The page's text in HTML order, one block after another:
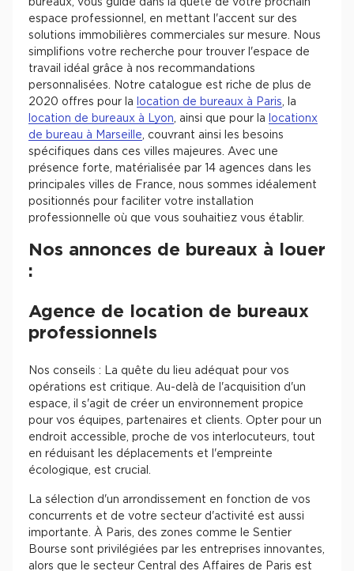
bureaux, vous guide dans la quête de votre prochain
espace professionnel, en mettant l'accent sur des
solutions immobilières commerciales sur mesure. Nous
simplifions votre recherche pour trouver l'espace de
travail idéal grâce à nos recommandations
personnalisées. Notre catalogue est riche de plus de
2020 offres pour la
location de bureaux à Paris, la
location de bureaux à Lyon, ainsi que pour la
locationx
de bureau à Marseille, couvrant ainsi les besoins
spécifiques dans ces villes majeures. Avec une
présence forte, matérialisée par 14 agences dans les
principales villes de France, nous sommes idéalement
positionnés pour faciliter votre installation
professionnelle où que vous souhaitiez vous établir.
Nos annonces de bureaux à louer
:
Agence de location de bureaux
professionnels
Nos conseils : La quête du lieu adéquat pour vos
opérations est critique. Au-delà de l'acquisition d'un
espace, il s'agit de créer un environnement propice
pour vos équipes, partenaires et clients. Opter pour un
endroit accessible, proche de vos interlocuteurs, tout
en réduisant les déplacements et l'empreinte
écologique, est crucial.
La sélection d'un arrondissement en fonction de vos
concurrents et de votre secteur d'activité est aussi
importante. À Paris, des zones comme le Sentier
Bourse sont privilégiées par les entreprises innovantes,
alors que le secteur Central des Affaires de Paris est